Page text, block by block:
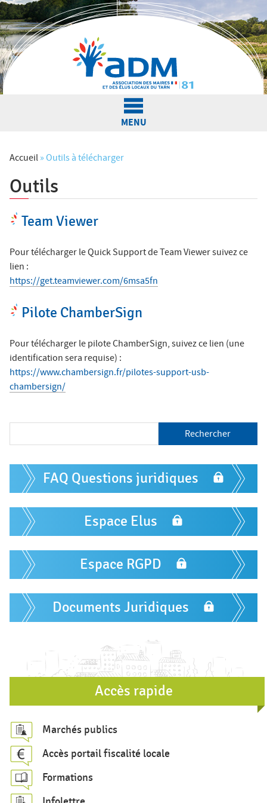
Jump to navigation
MENU
L'Association
Actualités
Nos services
Salon des Maires
Espace Elus
Nous contacter
V
o
s
ê
t
e
i
c
i
Accueil » Outils à télécharger
Outils
Team Viewer
Pour télécharger le Quick Support de Team Viewer suivez ce
lien :
https://get.teamviewer.com/6msa5fn
Pilote ChamberSign
Pour télécharger le pilote ChamberSign, suivez ce lien (une
identification sera requise) :
https://www.chambersign.fr/pilotes-support-usb-
chambersign/
F
u
a
i
e
c
h
e
c
h
c
h
FAQ Questions juridiques
Espace Elus
Espace RGPD
Documents Juridiques
Accès rapide
Marchés publics
Accès portail fiscalité locale
Formations